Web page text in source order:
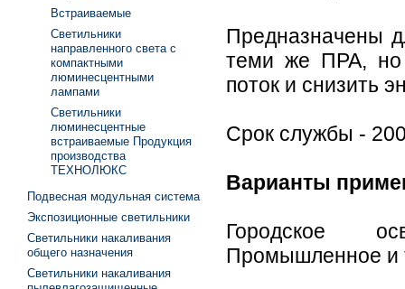
Предназначены
теми же ПРА, но
поток и снизить
Срок службы -
Варианты
Городское
Промышленное и
Встраиваемые
Светильники
направленного света с
компактными
люминесцентными
лампами
Светильники
люминесцентные
встраиваемые Продукция
производства
ТЕХНОЛЮКС
Подвесная модульная система
Экспозиционные светильники
Светильники накаливания
общего назначения
Светильники накаливания